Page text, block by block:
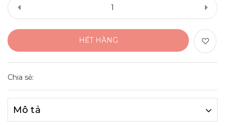
HẾT HÀNG
Chia sẻ:
Mô tả